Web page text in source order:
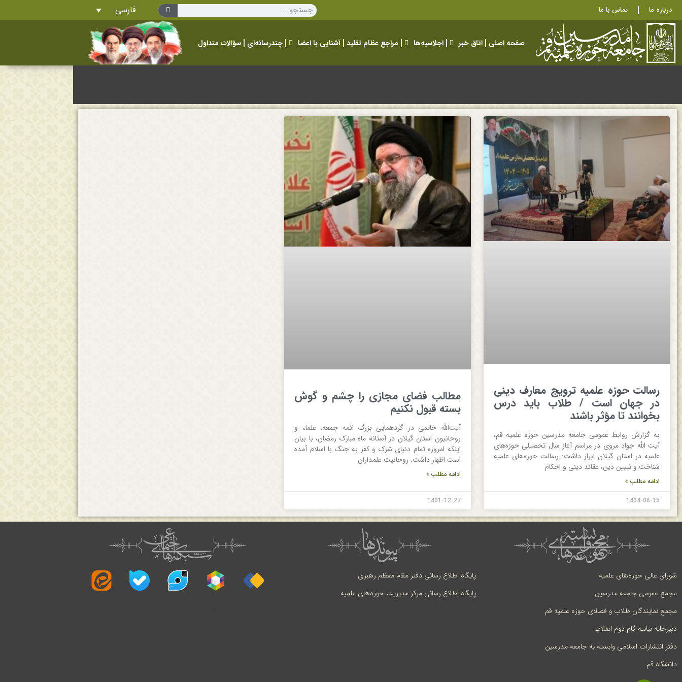
درباره ما تماس با ما فارسی
صفحه اصلی اتاق خبر اجلاسیه‌ها مراجع عظام تقلید آشنایی با اعضا چندرسانه‌ای سؤالات متداول
رسالت حوزه علمیه ترویج معارف دینی
در جهان است / طلاب باید درس
بخوانند تا مؤثر باشند
به گزارش روابط عمومی جامعه مدرسین حوزه علمیه قم،
آیت الله جواد مروی در مراسم آغاز سال تحصیلی حوزه‌های
علمیه در استان گیلان ابراز داشت: رسالت حوزه‌های علمیه
شناخت و تبیین دین، عقائد دینی و احکام
ادامه مطلب »
1404-06-15
مطالب فضای مجازی را چشم و گوش
بسته قبول نکنیم
آیت‌الله خاتمی در گردهمایی بزرگ ائمه جمعه، علماء و
روحانیون استان گیلان در آستانه ماه مبارک رمضان، با بیان
اینکه امروزه تمام دنیای شرک و کفر به جنگ با اسلام آمده
است اظهار داشت: روحانیت علمداران
ادامه مطلب »
1401-12-27
شورای عالی حوزه‌های علمیه
مجمع عمومی جامعه مدرسین
مجمع نمایندگان طلاب و فضلای حوزه علمیه قم
دبیرخانه بیانیه گام دوم انقلاب
دفتر انتشارات اسلامی وابسته به جامعه مدرسین
دانشگاه قم
پایگاه اطلاع رسانی دفتر مقام معظم رهبری
پایگاه اطلاع رسانی مرکز مدیریت حوزه‌های علمیه